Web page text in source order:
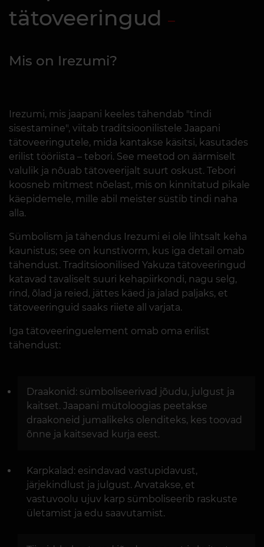
tätoveeringud
Mis on Irezumi?
Irezumi, mis jaapani keeles tähendab "tindi
sisestamine", viitab traditsioonilistele Jaapani
tätoveeringutele, mida kantakse käsitsi, kasutades
erilist tööriista – tebori. See meetod on äärmiselt
valulik ja nõuab tätoveerijalt suurt oskust. Tebori
koosneb mitmest nõelast, mis on kinnitatud pikale
käepidemele, mille abil meister süstib tindi naha
alla.
Sümbolism ja tähendus Irezumi ei ole lihtsalt keha
kaunistus; see on kunstivorm, kus iga detail omab
tähendust. Traditsioonilised Yakuza tätoveeringud
katavad tavaliselt suuri kehapiirkondi, nagu selg,
rind, õlad ja reied, jättes käed ja jalad paljaks, et
tätoveeringuid saaks riiete all varjata.
Iga tätoveeringuelement omab oma erilist
tähendust:
Draakonid: sümboliseerivad jõudu, julgust ja
kaitset. Jaapani mütoloogias peetakse
draakoneid jumalikeks olenditeks, kes toovad
õnne ja kaitsevad kurja eest.
Karpkalad: esindavad vastupidavust,
järjekindlust ja julgust. Arvatakse, et
vastuvoolu ujuv karp sümboliseerib raskuste
ületamist ja edu saavutamist.